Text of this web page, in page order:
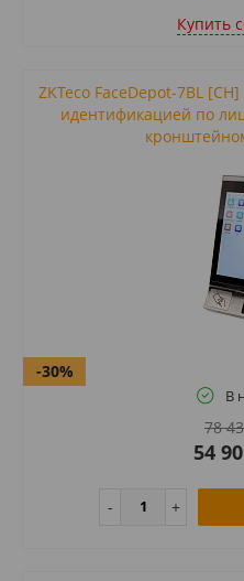
Купить
ZKTeco FaceDepot-7BL
идентификацией по
-30%
В
78
54